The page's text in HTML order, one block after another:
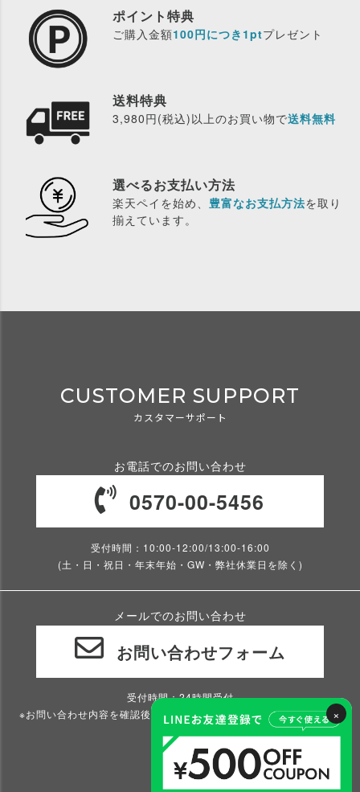
×
ポイント特典
ご購入金額100円につき1ptプレゼント
送料特典
3,980円(税込)以上のお買い物で送料無料
選べるお支払い方法
楽天ペイを始め、 豊富なお支払方法を取り
揃えています。
CUSTOMER SUPPORT
カスタマーサポート
お電話でのお問い合わせ
0570-00-5456
受付時間：10:00-12:00/13:00-16:00
(土・日・祝日・年末年始・GW・弊社休業日を除く)
メールでのお問い合わせ
お問い合わせフォーム
受付時間：24時間受付
※お問い合わせ内容を確認後、2～3営業日以内にご返信いたします。